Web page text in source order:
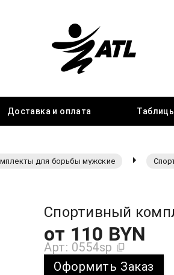
Доставка и оплата
для борьбы мужские
Спортивный
от 110 BYN
Арт: 0554sp
Оформить Заказ